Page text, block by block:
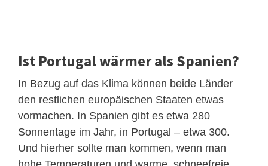
Ist Portugal wärmer als Spanien?
In Bezug auf das Klima können beide Länder
den restlichen europäischen Staaten etwas
vormachen. In Spanien gibt es etwa 280
Sonnentage im Jahr, in Portugal – etwa 300.
Und hierher sollte man kommen, wenn man